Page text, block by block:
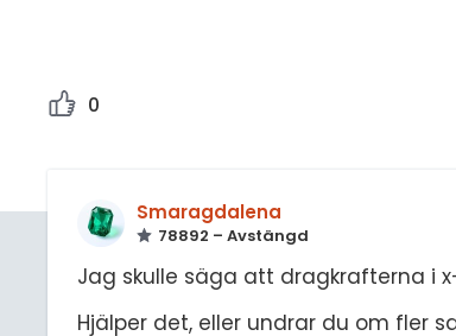
0
Smaragdalena
78892 – Avstängd
Jag skulle säga att dragkrafterna i
Hjälper det, eller undrar du om fler